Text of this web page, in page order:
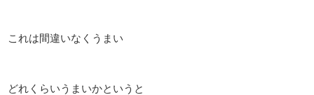
これは間違いなくうまい
どれくらいうまいかというと